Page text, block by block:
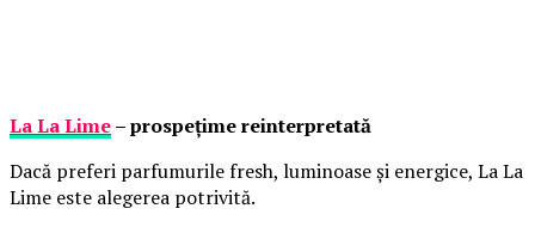
La La Lime– prospețime reinterpretată
Dacă preferi parfumurile fresh, luminoase și energice, La La
Lime este alegerea potrivită.